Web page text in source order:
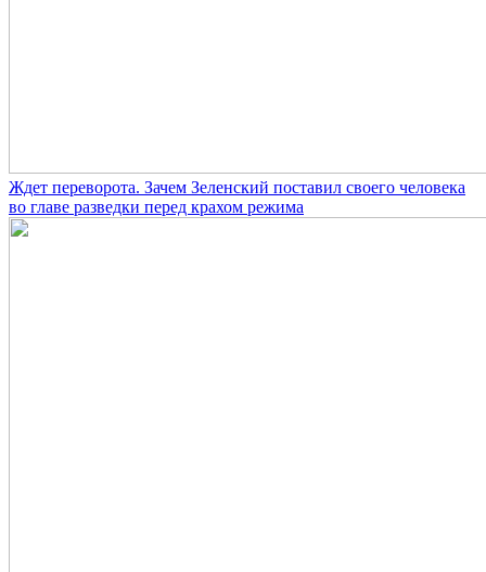
Ждет переворота. Зачем Зеленский поставил своего человека
во главе разведки перед крахом режима